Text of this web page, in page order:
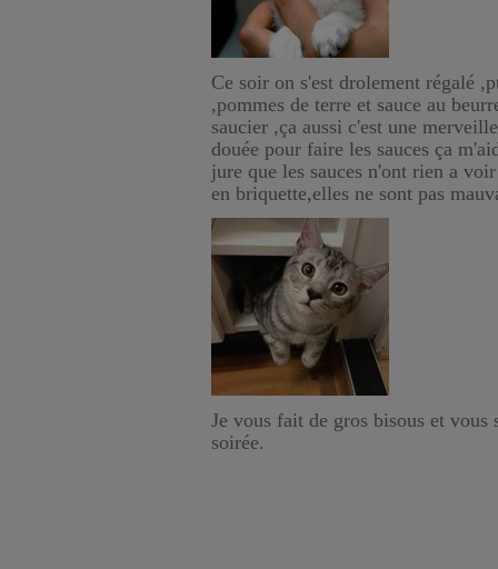
Ce soir on s'est drolement régalé
,pommes de terre et sauce au
saucier ,ça aussi c'est une
douée pour faire les sauces ça
jure que les sauces n'ont rien a
en briquette,elles ne sont pas
Je vous fait de gros bisous et vous
soirée.